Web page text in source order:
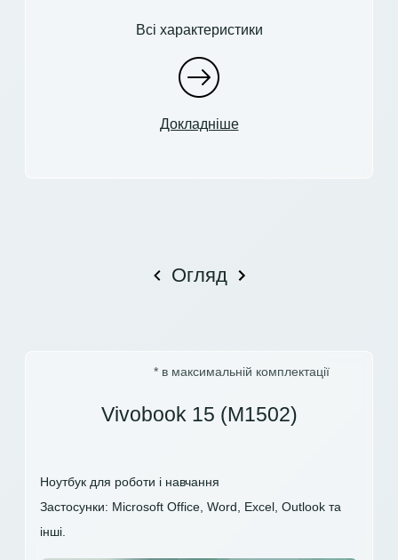
Всі характеристики
Докладніше
Огляд
* в максимальній комплектації
Vivobook 15 (M1502)
Ноутбук для роботи і навчання
Застосунки: Microsoft Office, Word, Excel, Outlook та
інші.